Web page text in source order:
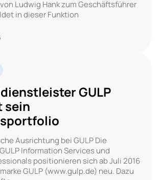
Ludwig Hank zum Geschäftsführer
in dieser Funktion
GULP
sein
Ausrichtung bei GULP Die
Information Services und
positionieren sich ab Juli 2016
GULP (www.gulp.de) neu. Dazu